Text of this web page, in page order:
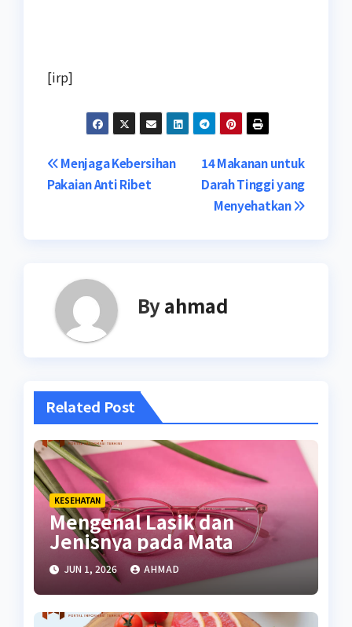
[irp]
Navigasi
pos
14 Makanan untuk
Darah Tinggi yang
Menyehatkan
Menjaga Kebersihan
Pakaian Anti Ribet
Byahmad
Related Post
KESEHATAN
Mengenal Lasik dan
Jenisnya pada Mata
JUN 1, 2026 AHMAD